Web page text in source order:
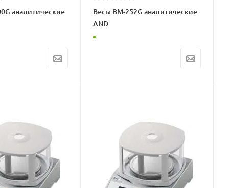
аналитические
Весы BM-252G аналитические
AND